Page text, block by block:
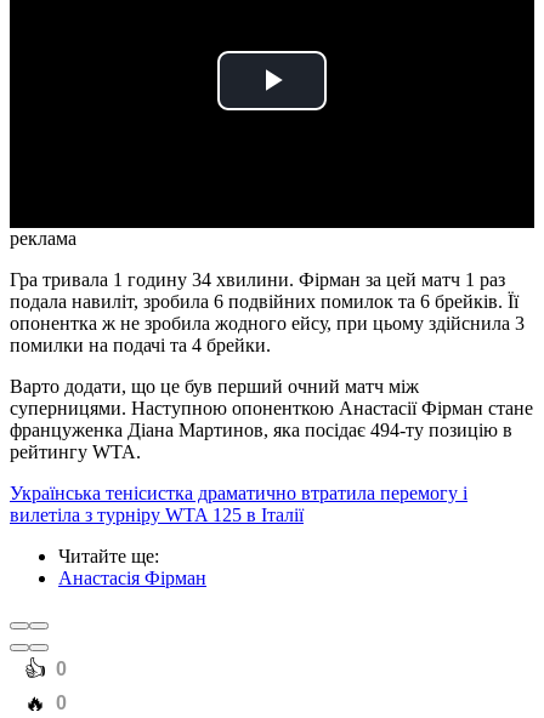
Play
реклама
Гра тривала 1 годину 34 хвилини. Фірман за цей матч 1 раз
подала навиліт, зробила 6 подвійних помилок та 6 брейків. Її
опонентка ж не зробила жодного ейсу, при цьому здійснила 3
помилки на подачі та 4 брейки.
Варто додати, що це був перший очний матч між
суперницями. Наступною опоненткою Анастасії Фірман стане
француженка Діана Мартинов, яка посідає 494-ту позицію в
рейтингу WTA.
Українська тенісистка драматично втратила перемогу і
вилетіла з турніру WTA 125 в Італії
Читайте ще:
Анастасія Фірман
️👍 0
️🔥 0